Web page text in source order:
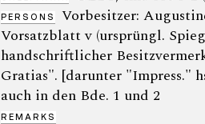
PERSONS
Vorbesitzer:
Vorsatzblatt v (ursprüngl.
handschriftlicher
Gratias". [darunter "Impress."
auch in den Bde. 1 und 2
REMARKS